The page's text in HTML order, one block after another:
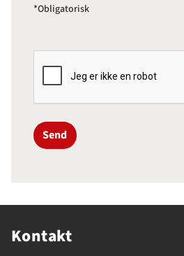
*Obligatorisk
Send
Kontakt